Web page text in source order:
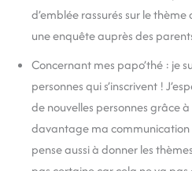
d’emblée rassurés sur le thème
une enquête auprès des
Concernant mes papo’thé : je
personnes qui s’inscrivent !
de nouvelles personnes grâce
davantage ma communication
pense aussi à donner les